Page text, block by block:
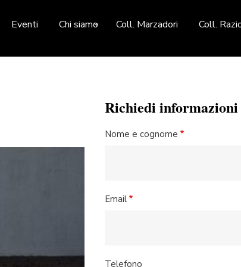
Eventi Chi siamo Coll. Marzadori Coll.
Richiedi informazioni
Nome e cognome
Email
Telefono